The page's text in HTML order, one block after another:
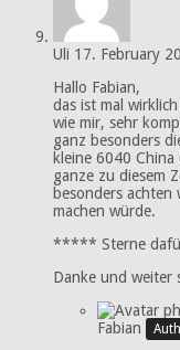
Uli 17. February
Hallo Fabian,
das ist mal
wie mir, sehr
ganz besonders
kleine 6040 China
ganze zu diesem
besonders achten
machen würde.
***** Sterne
Danke und weiter
Fabian